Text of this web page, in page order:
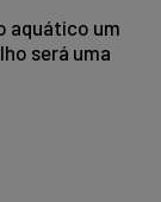
aquático um
será uma